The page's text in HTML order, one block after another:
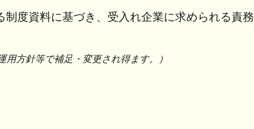
度資料に基づき、受入れ企業に求められる責務
方針等で補足・変更され得ます。）